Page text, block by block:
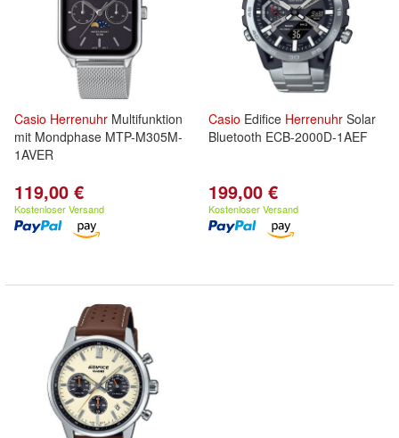
Casio Herrenuhr Multifunktion
mit Mondphase MTP-M305M-
1AVER
119,00 €
Kostenloser Versand
Casio Edifice Herrenuhr Solar
Bluetooth ECB-2000D-1AEF
199,00 €
Kostenloser Versand